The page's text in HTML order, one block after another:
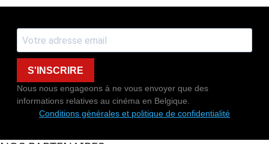
S'INSCRIRE
Nous nous engageons à ne vous envoyer que des
informations relatives au cinéma en Belgique.
Conditions générales et politique de confidentialité